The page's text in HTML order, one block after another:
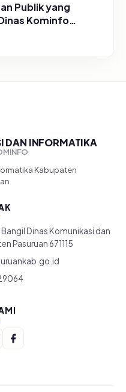
Publik yang
Kominfo
Lapor di
DAN INFORMATIKA
Kabupaten
Bangil Dinas Komunikasi dan
Pasuruan 671115